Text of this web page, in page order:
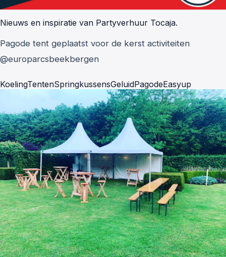
Nieuws en inspiratie van Partyverhuur Tocaja.
Pagode tent geplaatst voor de kerst activiteiten
@europarcsbeekbergen
KoelingTentenSpringkussensGeluidPagodeEasyup